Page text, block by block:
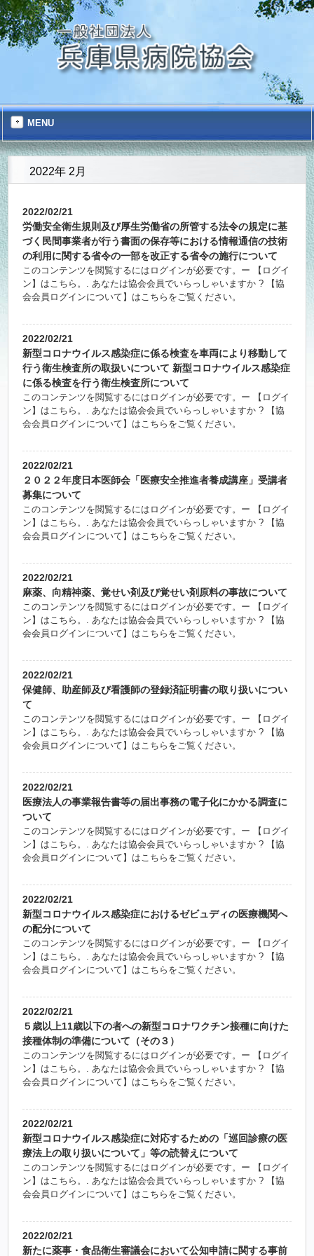
MENU
2022年 2月
2022/02/21
労働安全衛生規則及び厚生労働省の所管する法令の規定に基
づく民間事業者が行う書面の保存等における情報通信の技術
の利用に関する省令の一部を改正する省令の施行について
このコンテンツを閲覧するにはログインが必要です。ー 【ログイ
ン】はこちら。. あなたは協会会員でいらっしゃいますか ? 【協
会会員ログインについて】はこちらをご覧ください。
2022/02/21
新型コロナウイルス感染症に係る検査を車両により移動して
行う衛生検査所の取扱いについて 新型コロナウイルス感染症
に係る検査を行う衛生検査所について
このコンテンツを閲覧するにはログインが必要です。ー 【ログイ
ン】はこちら。. あなたは協会会員でいらっしゃいますか ? 【協
会会員ログインについて】はこちらをご覧ください。
2022/02/21
２０２２年度日本医師会「医療安全推進者養成講座」受講者
募集について
このコンテンツを閲覧するにはログインが必要です。ー 【ログイ
ン】はこちら。. あなたは協会会員でいらっしゃいますか ? 【協
会会員ログインについて】はこちらをご覧ください。
2022/02/21
麻薬、向精神薬、覚せい剤及び覚せい剤原料の事故について
このコンテンツを閲覧するにはログインが必要です。ー 【ログイ
ン】はこちら。. あなたは協会会員でいらっしゃいますか ? 【協
会会員ログインについて】はこちらをご覧ください。
2022/02/21
保健師、助産師及び看護師の登録済証明書の取り扱いについ
て
このコンテンツを閲覧するにはログインが必要です。ー 【ログイ
ン】はこちら。. あなたは協会会員でいらっしゃいますか ? 【協
会会員ログインについて】はこちらをご覧ください。
2022/02/21
医療法人の事業報告書等の届出事務の電子化にかかる調査に
ついて
このコンテンツを閲覧するにはログインが必要です。ー 【ログイ
ン】はこちら。. あなたは協会会員でいらっしゃいますか ? 【協
会会員ログインについて】はこちらをご覧ください。
2022/02/21
新型コロナウイルス感染症におけるゼビュディの医療機関へ
の配分について
このコンテンツを閲覧するにはログインが必要です。ー 【ログイ
ン】はこちら。. あなたは協会会員でいらっしゃいますか ? 【協
会会員ログインについて】はこちらをご覧ください。
2022/02/21
５歳以上11歳以下の者への新型コロナワクチン接種に向けた
接種体制の準備について（その３）
このコンテンツを閲覧するにはログインが必要です。ー 【ログイ
ン】はこちら。. あなたは協会会員でいらっしゃいますか ? 【協
会会員ログインについて】はこちらをご覧ください。
2022/02/21
新型コロナウイルス感染症に対応するための「巡回診療の医
療法上の取り扱いについて」等の読替えについて
このコンテンツを閲覧するにはログインが必要です。ー 【ログイ
ン】はこちら。. あなたは協会会員でいらっしゃいますか ? 【協
会会員ログインについて】はこちらをご覧ください。
2022/02/21
新たに薬事・食品衛生審議会において公知申請に関する事前